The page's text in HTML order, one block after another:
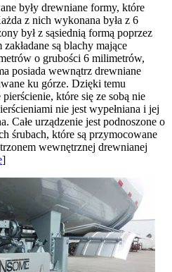
były drewniane formy, które
z nich wykonana była z 6
był z sąsiednią formą poprzez
są blachy mające
o grubości 6 milimetrów,
posiada wewnątrz drewniane
ku górze. Dzięki temu
które się ze sobą nie
nie jest wypełniana i jej
Całe urządzenie jest podnoszone o
śrubach, które są przymocowane
wewnętrznej drewnianej
]